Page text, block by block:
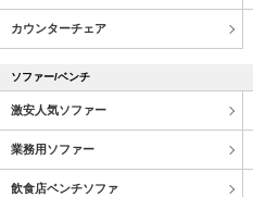
カウンターチェア
ソファー/ベンチ
激安人気ソファー
業務用ソファー
飲食店ベンチソファ